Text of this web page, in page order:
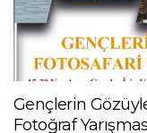
Gençlerin
Fotoğraf